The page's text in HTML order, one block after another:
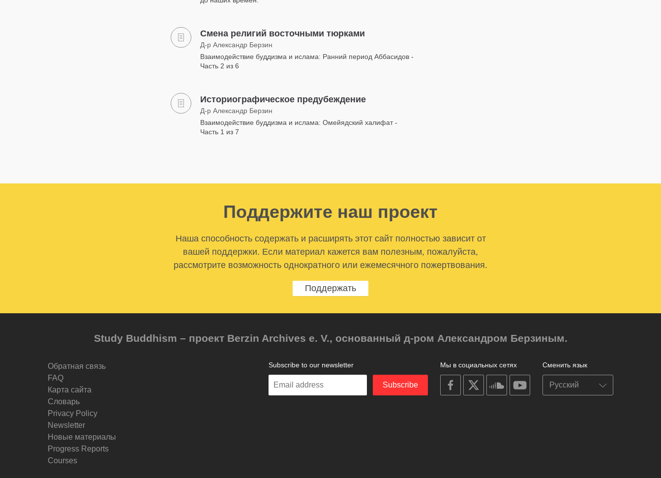
Смена религий восточными тюрками
Д-р Александр Берзин
Взаимодействие буддизма и ислама: Ранний период Аббасидов -
Часть 2 из 6
Историографическое предубеждение
Д-р Александр Берзин
Взаимодействие буддизма и ислама: Омейядский халифат -
Часть 1 из 7
Поддержите наш проект
Наша способность содержать и расширять этот сайт полностью зависит от
вашей поддержки. Если материал кажется вам полезным, пожалуйста,
рассмотрите возможность однократного или ежемесячного пожертвования.
Поддержать
Study Buddhism – проект Berzin Archives e. V., основанный д-ром Александром Берзиным.
Обратная связь
FAQ
Карта сайта
Словарь
Privacy Policy
Newsletter
Новые материалы
Progress Reports
Courses
Сменить язык
Мы в социальных сетях
on
facebook
on
on
soundcloudyoutube
Subscribe to our newsletter
Enter
Subscribe